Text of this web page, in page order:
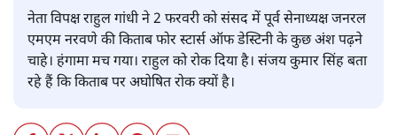
नेता विपक्ष राहुल गांधी ने 2 फरवरी को संसद में पूर्व सेनाध्यक्ष जनरल
एमएम नरवणे की किताब फोर स्टार्स ऑफ डेस्टिनी के कुछ अंश पढ़ने
चाहे। हंगामा मच गया। राहुल को रोक दिया है। संजय कुमार सिंह बता
रहे हैं कि किताब पर अघोषित रोक क्यों है।